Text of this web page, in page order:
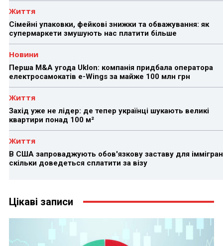
Життя
Сімейні упаковки, фейкові знижки та обважування: як
супермаркети змушують нас платити більше
Новини
Перша M&A угода Uklon: компанія придбала оператора
електросамокатів e-Wings за майже 100 млн грн
Життя
Захід уже не лідер: де тепер українці шукають великі
квартири понад 100 м²
Життя
В США запроваджують обов'язкову заставу для
скільки доведеться сплатити за візу
Цікаві записи